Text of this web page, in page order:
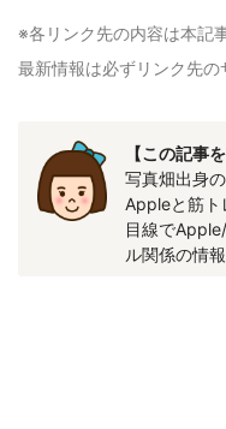
※各リンク先の内容は本記
最新情報は必ずリンク先の
【この記事
写真畑出身
Appleと筋ト
目線で
ル関係の情